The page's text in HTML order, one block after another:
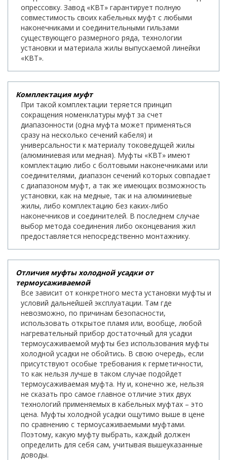
опрессовку. Завод «КВТ» гарантирует полную
совместимость своих кабельных муфт с любыми
наконечниками и соединительными гильзами
существующего размерного ряда, технологии
установки и материала жилы выпускаемой линейки
«КВТ».
Комплектация муфт
При такой комплектации теряется принцип
сокращения номенклатуры муфт за счет
диапазонности (одна муфта может применяться
сразу на несколько сечений кабеля) и
универсальности к материалу токоведущей жилы
(алюминиевая или медная). Муфты «КВТ» имеют
комплектацию либо с болтовыми наконечниками или
соединителями, диапазон сечений которых совпадает
с диапазоном муфт, а так же имеющих возможность
установки, как на медные, так и на алюминиевые
жилы, либо комплектацию без каких-либо
наконечников и соединителей. В последнем случае
выбор метода соединения либо оконцевания жил
предоставляется непосредственно монтажнику.
Отличия муфты холодной усадки от
термоусаживаемой
Все зависит от конкретного места установки муфты и
условий дальнейшей эксплуатации. Там где
невозможно, по причинам безопасности,
использовать открытое пламя или, вообще, любой
нагревательный прибор достаточный для усадки
термоусаживаемой муфты без использования муфты
холодной усадки не обойтись. В свою очередь, если
присутствуют особые требования к герметичности,
то как нельзя лучше в таком случае подойдет
термоусаживаемая муфта. Ну и, конечно же, нельзя
не сказать про самое главное отличие этих двух
технологий применяемых в кабельных муфтах – это
цена. Муфты холодной усадки ощутимо выше в цене
по сравнению с термоусаживаемыми муфтами.
Поэтому, какую муфту выбрать, каждый должен
определить для себя сам, учитывая вышеуказанные
доводы.